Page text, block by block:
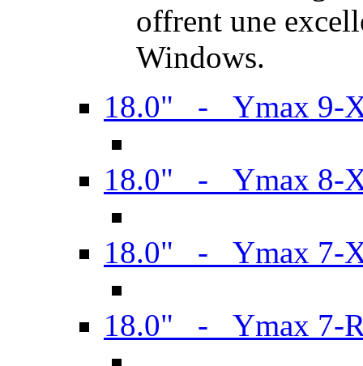
offrent une
Windows.
18.0" - Ymax 9-
18.0" - Ymax 8-
18.0" - Ymax 7-
18.0" - Ymax 7-